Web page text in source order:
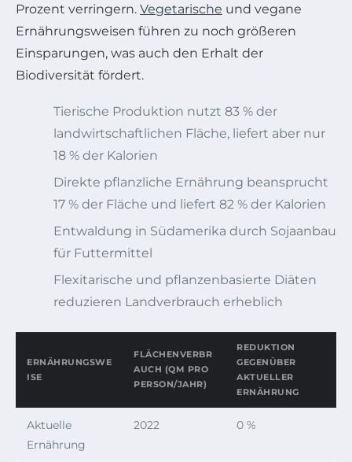
Prozent verringern. Vegetarische und vegane
Ernährungsweisen führen zu noch größeren
Einsparungen, was auch den Erhalt der
Biodiversität fördert.
Tierische Produktion nutzt 83 % der
landwirtschaftlichen Fläche, liefert aber nur
18 % der Kalorien
Direkte pflanzliche Ernährung beansprucht
17 % der Fläche und liefert 82 % der Kalorien
Entwaldung in Südamerika durch Sojaanbau
für Futtermittel
Flexitarische und pflanzenbasierte Diäten
reduzieren Landverbrauch erheblich
ERNÄHRUNGSWE
ISE
FLÄCHENVERBR
AUCH (QM PRO
PERSON/JAHR)
REDUKTION
GEGENÜBER
AKTUELLER
ERNÄHRUNG
Aktuelle
Ernährung
2022 0 %